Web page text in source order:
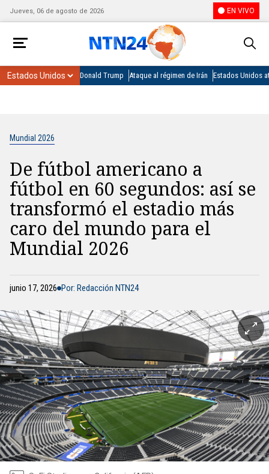
Jueves, 06 de agosto de 2026 EN VIVO
Donald Trump Ataque al régimen de Irán Estados Unidos
Mundial 2026
De fútbol americano a
fútbol en 60 segundos: así se
transformó el estadio más
caro del mundo para el
Mundial 2026
junio 17, 2026 Por: Redacción NTN24